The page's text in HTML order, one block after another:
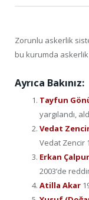
Zorunlu askerlik
bu kurumda
Ayrıca Bakınız:
Tayfun
yargılandı,
Vedat
Vedat Zencir
Erkan Çalpur
2003’de
Atilla Akar